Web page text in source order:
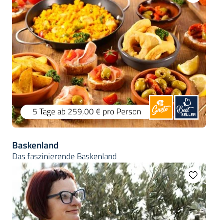
5 Tageab 259,00 € pro Person
Baskenland
Das faszinierende Baskenland